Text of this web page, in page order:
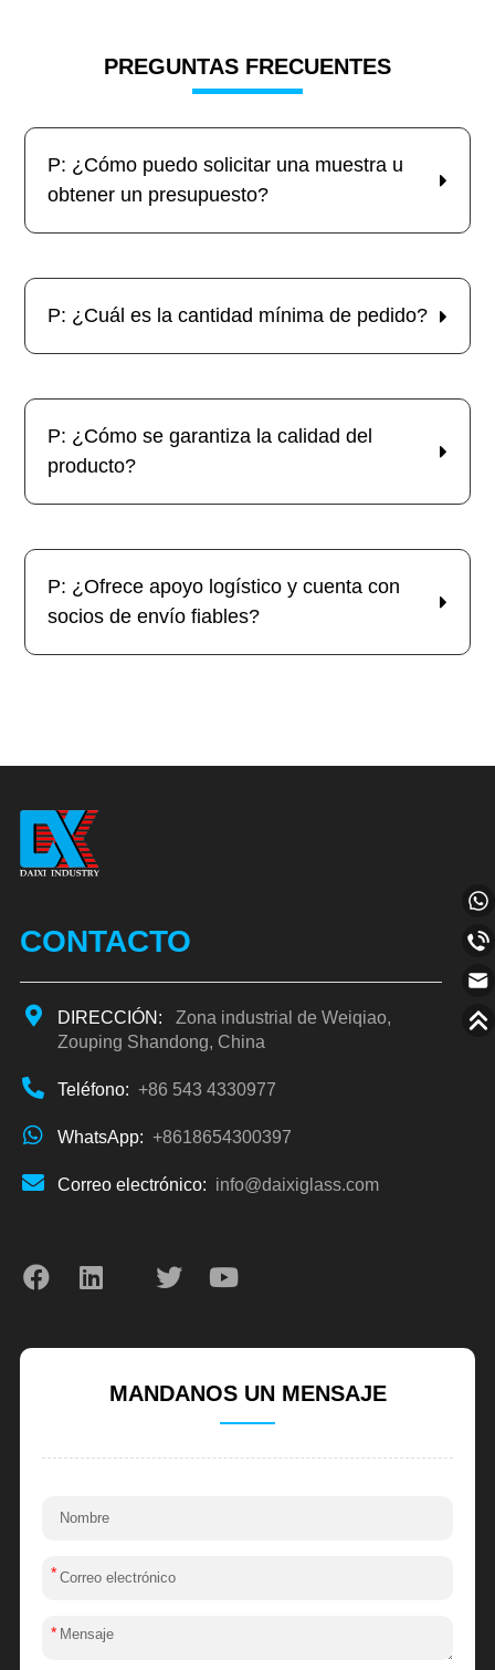
PREGUNTAS FRECUENTES
P: ¿Cómo puedo solicitar una muestra u
obtener un presupuesto?
P: ¿Cuál es la cantidad mínima de pedido?
P: ¿Cómo se garantiza la calidad del
producto?
P: ¿Ofrece apoyo logístico y cuenta con
socios de envío fiables?
CONTACTO
DIRECCIÓN:
Zona industrial de Weiqiao,
Zouping Shandong, China
Teléfono: +86 543 4330977
WhatsApp: +8618654300397
Correo electrónico: info@daixiglass.com
MANDANOS UN MENSAJE
*
*